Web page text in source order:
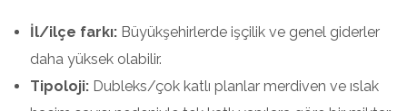
İl/ilçe farkı: Büyükşehirlerde işçilik ve genel giderler
daha yüksek olabilir.
Tipoloji: Dubleks/çok katlı planlar merdiven ve ıslak